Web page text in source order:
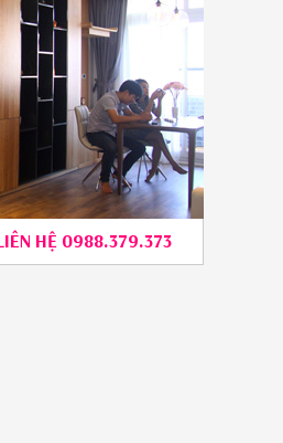
HỆ 0988.379.373